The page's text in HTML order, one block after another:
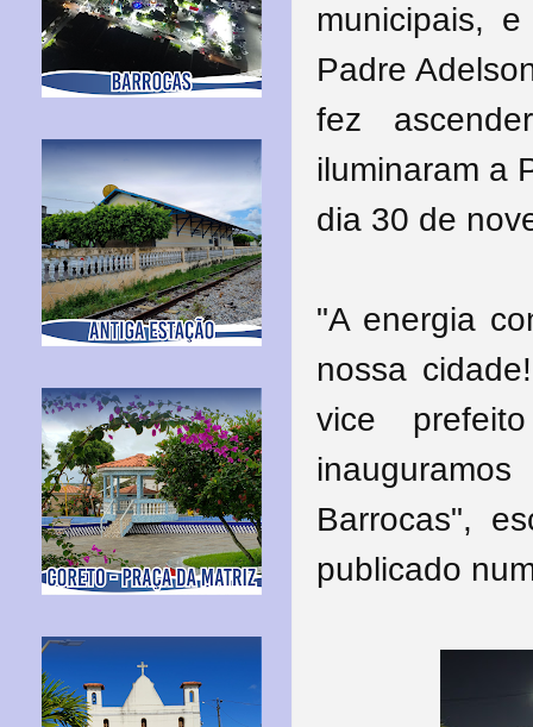
municipais,
Padre
fez
iluminaram a
dia 30 de
"A energia
nossa
vice
Barrocas",
publicado